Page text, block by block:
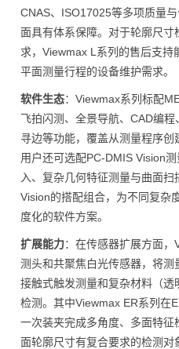
CNAS、ISO17025等多项质量
面具有体系保障。对于轮廓尺
求，Viewmax L系列的售后支
平面测量行程的设备维护需求。
软件生态：Viewmax系列标配
飞拍闪测、全景导航、CAD编
寻边等功能，覆盖从测量程序创
用户还可选配PC-DMIS Vision
入、复杂几何特征测量与曲面
Vision的搭配组合，为不同复杂
度化的软件方案。
扩展能力：在传感器扩展方面
测头和共聚焦白光传感器，将测
接触式触发测量和复杂材料（
检测。其中Viewmax ER系列在
一次装夹完成多角度、多面特
面轮廓尺寸有复合要求的检测对